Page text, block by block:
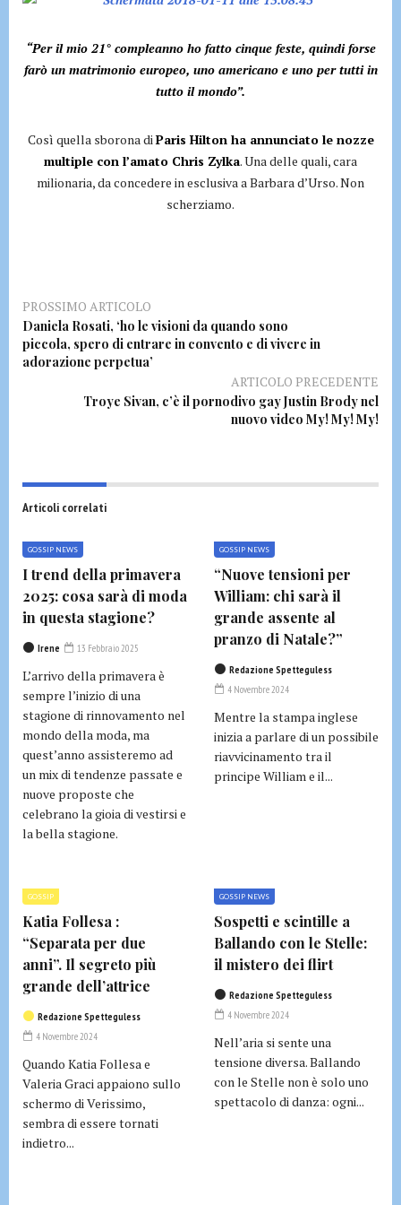
“Per il mio 21° compleanno ho fatto cinque feste, quindi forse
farò un matrimonio europeo, uno americano e uno per tutti in
tutto il mondo”.
Così quella sborona diParis Hilton ha annunciato le nozze
multiple con l’amato Chris Zylka. Una delle quali, cara
milionaria, da concedere in esclusiva a Barbara d’Urso. Non
scherziamo.
PROSSIMO ARTICOLO
Daniela Rosati, ‘ho le visioni da quando sono
piccola, spero di entrare in convento e di vivere in
adorazione perpetua’
ARTICOLO PRECEDENTE
Troye Sivan, c’è il pornodivo gay Justin Brody nel
nuovo video My! My! My!
Articoli correlati
GOSSIP NEWS
I trend della primavera
2025: cosa sarà di moda
in questa stagione?
Irene 13 Febbraio 2025
L’arrivo della primavera è
sempre l’inizio di una
stagione di rinnovamento nel
mondo della moda, ma
quest’anno assisteremo ad
un mix di tendenze passate e
nuove proposte che
celebrano la gioia di vestirsi e
la bella stagione.
GOSSIP NEWS
“Nuove tensioni per
William: chi sarà il
grande assente al
pranzo di Natale?”
Redazione Spetteguless
4 Novembre 2024
Mentre la stampa inglese
inizia a parlare di un possibile
riavvicinamento tra il
principe William e il...
GOSSIP
Katia Follesa :
“Separata per due
anni”. Il segreto più
grande dell’attrice
Redazione Spetteguless
4 Novembre 2024
Quando Katia Follesa e
Valeria Graci appaiono sullo
schermo di Verissimo,
sembra di essere tornati
indietro...
GOSSIP NEWS
Sospetti e scintille a
Ballando con le Stelle:
il mistero dei flirt
Redazione Spetteguless
4 Novembre 2024
Nell’aria si sente una
tensione diversa. Ballando
con le Stelle non è solo uno
spettacolo di danza: ogni...